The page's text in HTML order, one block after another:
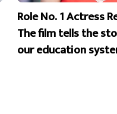
Role No. 1 Actress
The film tells the
our education